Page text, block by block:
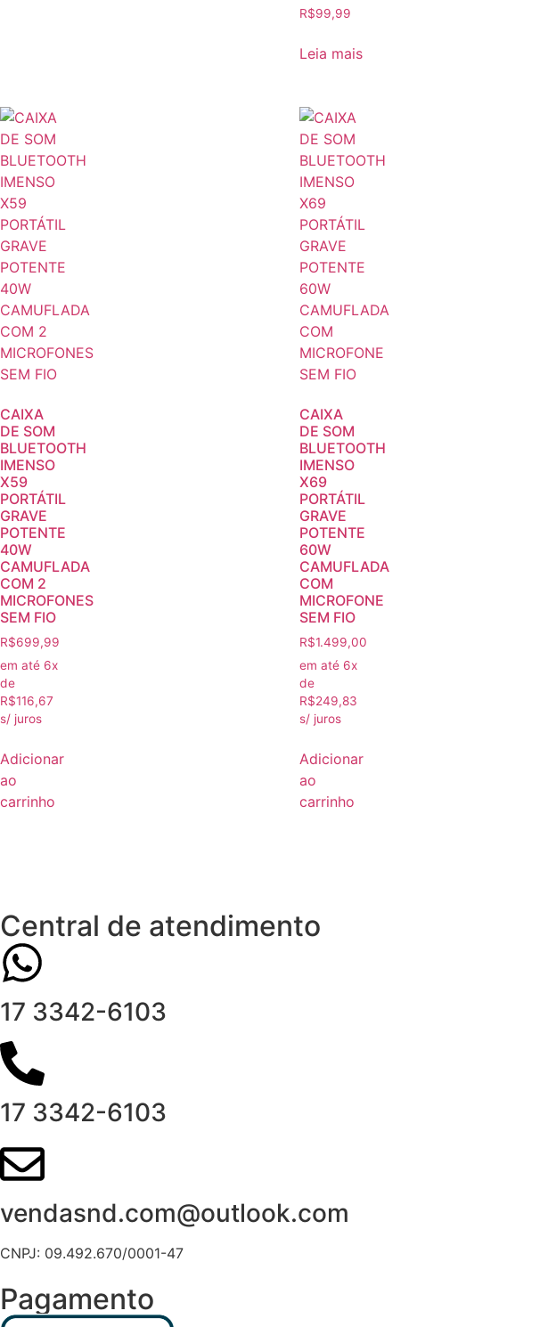
R$99,99
Leia mais
CAIXA
DE SOM
BLUETOOTH
IMENSO
X59
PORTÁTIL
GRAVE
POTENTE
40W
CAMUFLADA
COM 2
MICROFONES
SEM FIO
R$699,99
em até 6x
de
R$116,67
s/ juros
Adicionar
ao
carrinho
CAIXA
DE SOM
BLUETOOTH
IMENSO
X69
PORTÁTIL
GRAVE
POTENTE
60W
CAMUFLADA
COM
MICROFONE
SEM FIO
R$1.499,00
em até 6x
de
R$249,83
s/ juros
Adicionar
ao
carrinho
Central de atendimento
17 3342-6103
17 3342-6103
vendasnd.com@outlook.com
CNPJ: 09.492.670/0001-47
Pagamento